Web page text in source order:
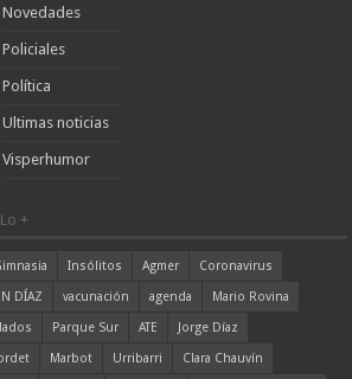
Novedades
Policiales
Política
Ultimas noticias
Visperhumor
Lo +
Insólitos Agmer
Coronavirus
DÍAZ vacunación agenda
Mario Rovina
Parque Sur ATE
Jorge Díaz
Marbot Urribarri
Clara Chauvín